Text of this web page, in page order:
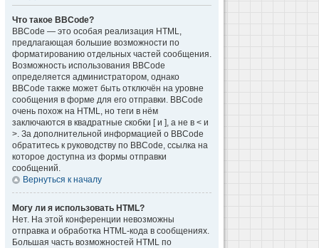
Что такое BBCode?
BBCode — это особая реализация HTML,
предлагающая большие возможности по
форматированию отдельных частей сообщения.
Возможность использования BBCode
определяется администратором, однако
BBCode также может быть отключён на уровне
сообщения в форме для его отправки. BBCode
очень похож на HTML, но теги в нём
заключаются в квадратные скобки [ и ], а не в < и
>. За дополнительной информацией о BBCode
обратитесь к руководству по BBCode, ссылка на
которое доступна из формы отправки
сообщений.
Вернуться к началу
Могу ли я использовать HTML?
Нет. На этой конференции невозможны
отправка и обработка HTML-кода в сообщениях.
Большая часть возможностей HTML по